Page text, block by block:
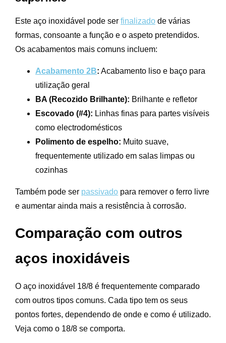
Este aço inoxidável pode ser finalizado de várias
formas, consoante a função e o aspeto pretendidos.
Os acabamentos mais comuns incluem:
Acabamento 2B: Acabamento liso e baço para
utilização geral
BA (Recozido Brilhante): Brilhante e refletor
Escovado (#4): Linhas finas para partes visíveis
como electrodomésticos
Polimento de espelho: Muito suave,
frequentemente utilizado em salas limpas ou
cozinhas
Também pode ser passivado para remover o ferro livre
e aumentar ainda mais a resistência à corrosão.
Comparação com outros
aços inoxidáveis
O aço inoxidável 18/8 é frequentemente comparado
com outros tipos comuns. Cada tipo tem os seus
pontos fortes, dependendo de onde e como é utilizado.
Veja como o 18/8 se comporta.